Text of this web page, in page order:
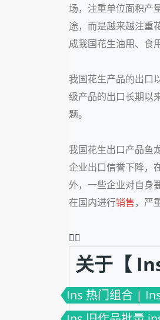
场，注重单位面积产
途，而是越来越注重
成我国花生油用、食
我国花生产品的出口
级产品的出口长期以
题。
我国花生出口产品鱼
企业出口信誉下降，
外，一些企业对自身
在国内进行销售，严
❤️‍🔥
关于【
Ins 热门组合 |